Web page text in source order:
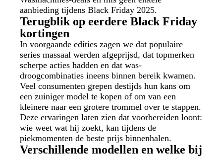
aanbieding tijdens Black Friday 2025.
Terugblik op eerdere Black Friday
kortingen
In voorgaande edities zagen we dat populaire
series massaal werden afgeprijsd, dat topmerken
scherpe acties hadden en dat was-
droogcombinaties ineens binnen bereik kwamen.
Veel consumenten grepen destijds hun kans om
een zuiniger model te kopen of om van een
kleinere naar een grotere trommel over te stappen.
Deze ervaringen laten zien dat voorbereiden loont:
wie weet wat hij zoekt, kan tijdens de
piekmomenten de beste prijs binnenhalen.
Verschillende modellen en welke bij